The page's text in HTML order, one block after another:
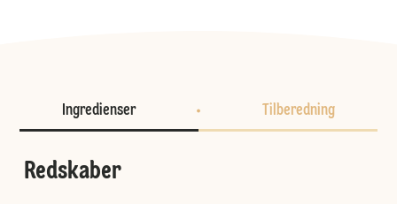
Ingredienser Tilberedning
Redskaber